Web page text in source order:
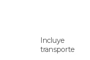
Incluye
transporte